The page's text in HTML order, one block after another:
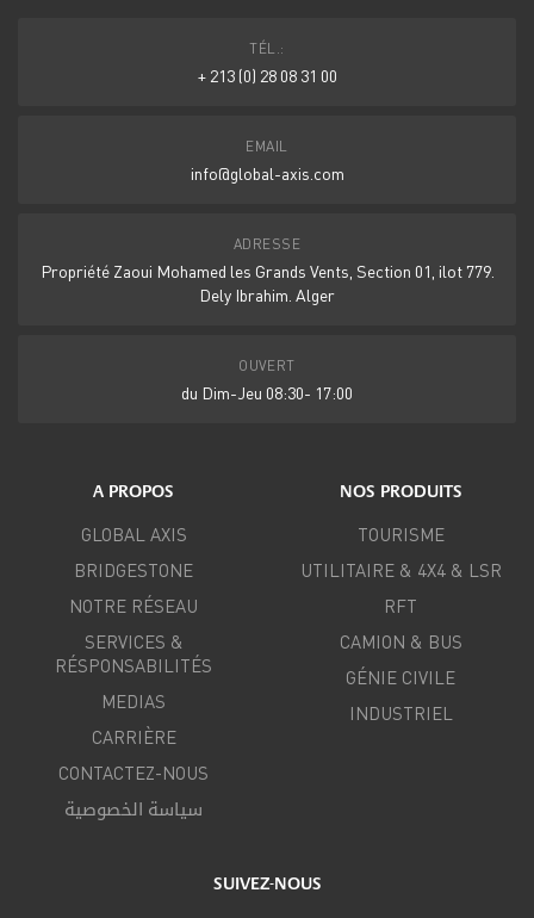
TÉL.:
+ 213 (0) 28 08 31 00
EMAIL
info@global-axis.com
ADRESSE
Propriété Zaoui Mohamed les Grands Vents, Section 01, ilot 779.
Dely Ibrahim. Alger
OUVERT
du Dim-Jeu 08:30- 17:00
A PROPOS
GLOBAL AXIS
BRIDGESTONE
NOTRE RÉSEAU
SERVICES &
RÉSPONSABILITÉS
MEDIAS
CARRIÈRE
CONTACTEZ-NOUS
سياسة الخصوصية
NOS PRODUITS
TOURISME
UTILITAIRE & 4X4 & LSR
RFT
CAMION & BUS
GÉNIE CIVILE
INDUSTRIEL
SUIVEZ-NOUS